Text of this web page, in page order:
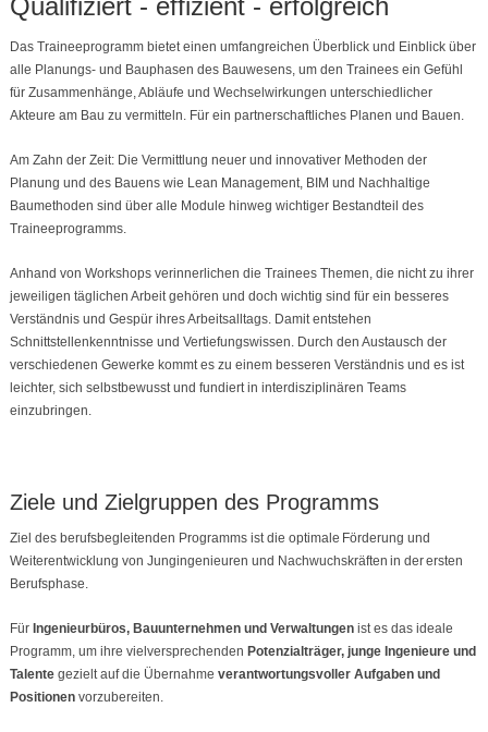
Das Traineeprogramm bietet einen umfangreichen Überblick und Einblick über
alle Planungs- und Bauphasen des Bauwesens, um den Trainees ein Gefühl
für Zusammenhänge, Abläufe und Wechselwirkungen unterschiedlicher
Akteure am Bau zu vermitteln. Für ein partnerschaftliches Planen und Bauen.
Am Zahn der Zeit: Die Vermittlung neuerund innovativerMethoden der
Planung und des Bauenswie Lean Management, BIM und Nachhaltige
Baumethoden sind über alle Module hinweg wichtiger Bestandteil des
Traineeprogramms.
Anhand von Workshops verinnerlichen die Trainees Themen, die nicht zu ihrer
jeweiligen täglichen Arbeit gehören und doch wichtig sind für ein besseres
Verständnis und Gespür ihres Arbeitsalltags. Damit entstehen
Schnittstellenkenntnisse und Vertiefungswissen. Durch den Austausch der
verschiedenen Gewerke kommt es zu einem besseren Verständnis und es ist
leichter, sich selbstbewusst und fundiert in interdisziplinären Teams
einzubringen.
Ziele und Zielgruppen des Programms
Ziel des berufsbegleitenden Programms ist die optimale Förderung und
Weiterentwicklung von Jungingenieuren und Nachwuchskräften in derersten
Berufsphase
FürIngenieurbüros, Bauunternehmen und Verwaltungenist es das ideale
Programm, um ihre vielversprechenden Potenzialträger, junge Ingenieure und
Talentegezielt auf die Übernahme verantwortungsvoller Aufgaben und
Positionen vorzubereiten.